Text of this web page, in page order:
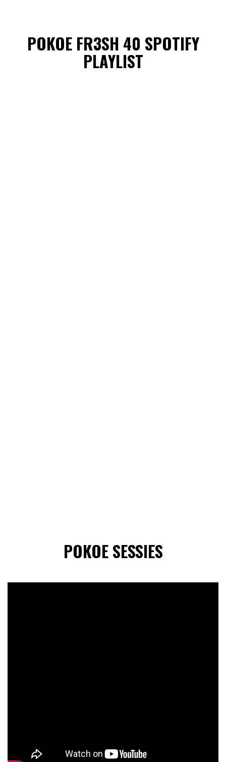
POKOE FR3SH 40 SPOTIFY
PLAYLIST
POKOE SESSIES